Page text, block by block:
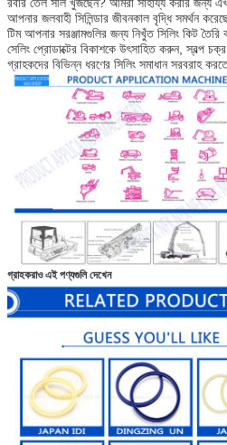
আপনার জলবাহী সিলিন্ডার জীবনকাল বৃদ্ধি সমর্থন
টিম আপনার সরঞ্জামগুলির জন্য নিখুঁত সিলিং কিট
সেলিং প্রোডাক্টের বিকাশকে উৎসাহিত করুন, স্বল্প
গ্রাহকদের বিভিন্ন ধরণের সিলিং সমাধান সরবরাহ
গ্রাহকরাও এই পণ্যগুলি দেখেন